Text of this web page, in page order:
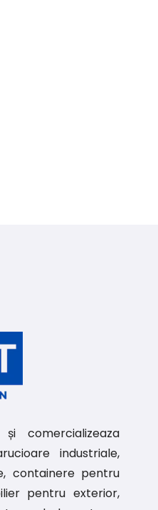
comercializeaza
industriale,
containere pentru
pentru exterior,